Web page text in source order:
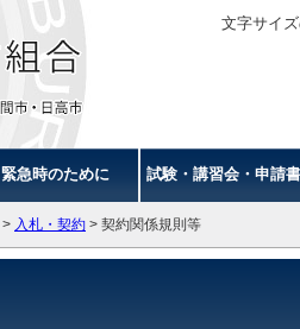
文字サイ
緊急時のために 試験・講習会・申請書
> 入札・契約 > 契約関係規則等